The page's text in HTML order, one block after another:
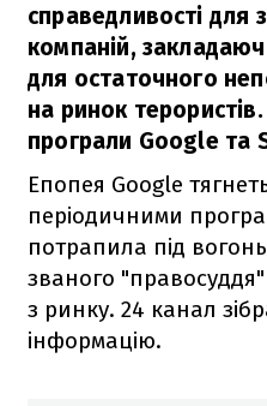
справедливості для
компаній,
для остаточного
на ринок
програли Google та
Епопея Google
періодичними
потрапила під
званого "правосуддя"
з ринку. 24 канал
інформацію.